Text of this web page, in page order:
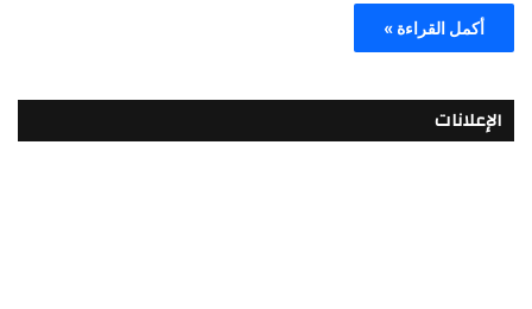
أكمل القراءة »
الإعلانات